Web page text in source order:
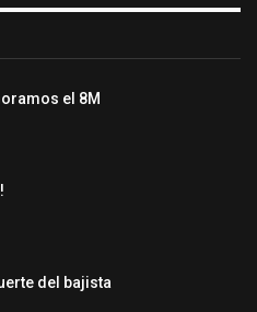
el 8M
del bajista